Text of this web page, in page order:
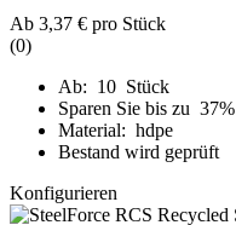
Ab 3,37 € pro Stück
(0)
Ab: 10 Stück
Sparen Sie bis zu 37%
Material: hdpe
Bestand wird geprüft
Konfigurieren